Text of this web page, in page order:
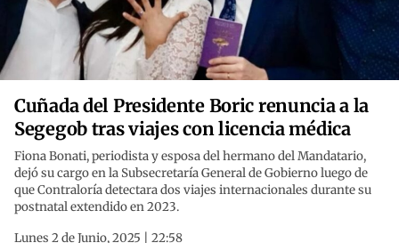
Cuñada del Presidente Boric renuncia a la
Segegob tras viajes con licencia médica
Fiona Bonati, periodista y esposa del hermano del Mandatario,
dejó su cargo en la Subsecretaría General de Gobierno luego de
que Contraloría detectara dos viajes internacionales durante su
postnatal extendido en 2023.
Lunes 2 de Junio, 2025 | 22:58